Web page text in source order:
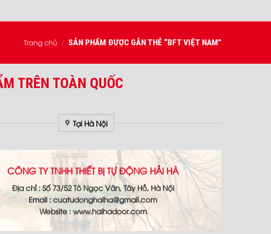
Trang chủ / SẢN PHẨM ĐƯỢC GẮN THẺ “BFT VIỆT NAM”
TRÊN TOÀN QUỐC
Tại Hà Nội
CÔNG TY TNHH THIẾT BỊ TỰ ĐỘNG HẢI HÀ
Địa chỉ :Số 73/52 Tô Ngọc Vân, Tây Hồ, Hà Nội
Email : cuatudonghaiha@gmail.com
Website : www.haihadoor.com